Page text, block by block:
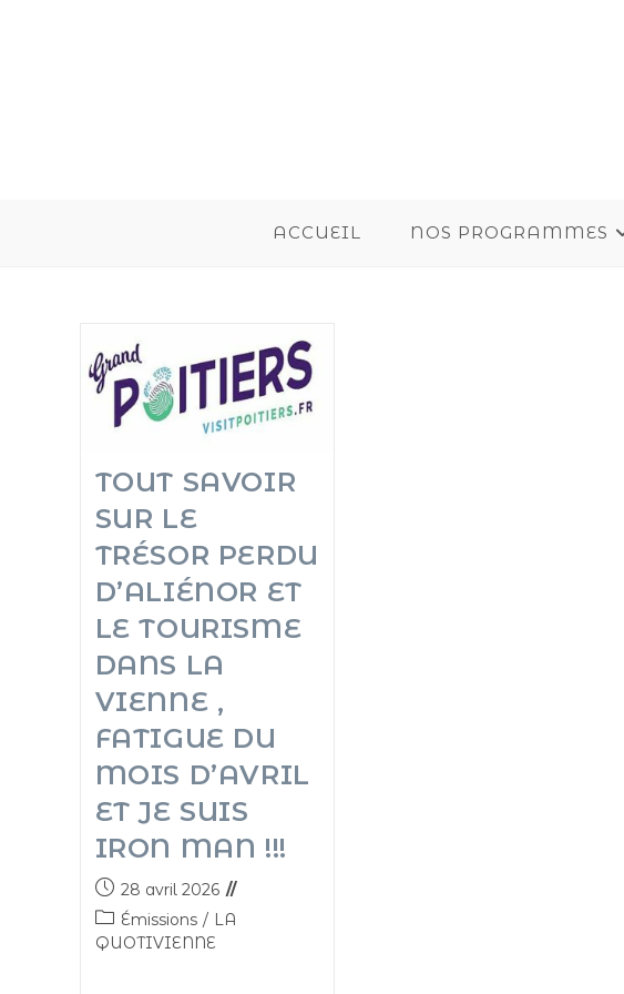
ACCUEIL NOS PROGRAMMES
TOUT SAVOIR
SUR LE
TRÉSOR PERDU
D’ALIÉNOR ET
LE TOURISME
DANS LA
VIENNE ,
FATIGUE DU
MOIS D’AVRIL
ET JE SUIS
IRON MAN !!!
28 avril 2026
Émissions / LA
QUOTIVIENNE